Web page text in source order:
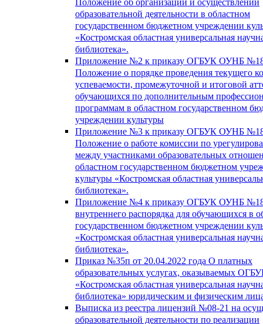
образовательной деятельности в областном
государственном бюджетном учреждении
«Костромская областная универсальная
библиотека».
Приложение №2 к приказу ОГБУК ОУНБ
Положение о порядке проведения текущего
успеваемости, промежуточной и итоговой
обучающихся по дополнительным
программам в областном государственном
учреждении культуры
Приложение №3 к приказу ОГБУК ОУНБ
Положение о работе комиссии по
между участниками образовательных
областном государственном бюджетном
культуры «Костромская областная
библиотека».
Приложение №4 к приказу ОГБУК ОУНБ
внутреннего распорядка для обучающихся в
государственном бюджетном учреждении
«Костромская областная универсальная
библиотека».
Приказ №35п от 20.04.2022 года О платных
образовательных услугах, оказываемых
«Костромская областная универсальная
библиотека» юридическим и физическим
Выписка из реестра лицензий №08-21 на
образовательной деятельности по реализации